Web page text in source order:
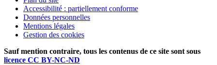
Accessibilité : partiellement conforme
Données personnelles
Mentions légales
Gestion des cookies
Sauf mention contraire, tous les contenus de ce site sont sous
licence CC BY-NC-ND